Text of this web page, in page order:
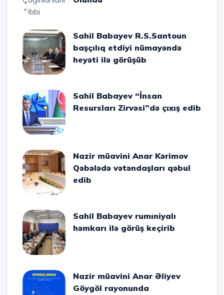
Sahil Babayev R.S.Santoun
başçılıq etdiyi nümayəndə
heyəti ilə görüşüb
Sahil Babayev “İnsan
Resursları Zirvəsi”də çıxış edib
Nazir müavini Anar Kərimov
Qəbələdə vətəndaşları qəbul
edib
Sahil Babayev rumıniyalı
həmkarı ilə görüş keçirib
Nazir müavini Anar Əliyev
Göygöl rayonunda